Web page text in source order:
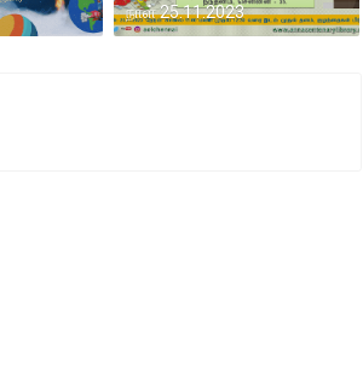
நாள் 25.11.2023